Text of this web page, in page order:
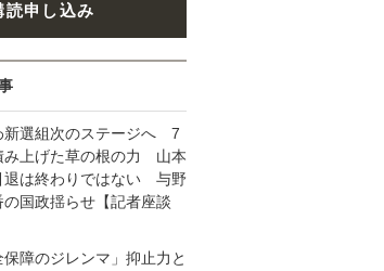
読申し込み
新選組次のステージへ 7
み上げた草の根の力 山本
退は終わりではない 与野
の国政揺らせ【記者座談
保障のジレンマ」抑止力と